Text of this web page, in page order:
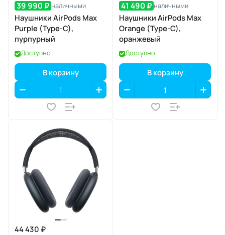
39 990 ₽ наличными
Наушники AirPods Max
Purple (Type-C),
пурпурный
Доступно
В корзину
41 490 ₽ наличными
Наушники AirPods Max
Orange (Type-C),
оранжевый
Доступно
В корзину
44 430 ₽